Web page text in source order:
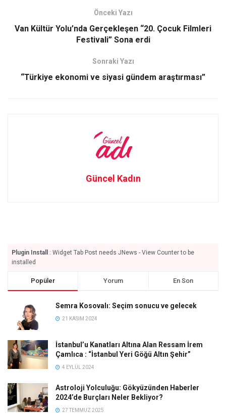
o
d
Önceki Yazı
Van Kültür Yolu’nda Gerçekleşen “20. Çocuk Filmleri
Festivali” Sona erdi
Sonraki Yazı
“Türkiye ekonomi ve siyasi gündem araştırması”
Güncel Kadın
Plugin Install
: Widget Tab Post needs JNews - View Counter to be
installed
Popüler Yorum En Son
Semra Kosovalı: Seçim sonucu ve gelecek
21 KASIM 2024
İstanbul’u Kanatları Altına Alan Ressam İrem
Çamlıca : “İstanbul Yeri Göğü Altın Şehir”
4 EYLÜL 2024
Astroloji Yolculuğu: Gökyüzünden Haberler
2024’de Burçları Neler Bekliyor?
27 TEMMUZ 2025